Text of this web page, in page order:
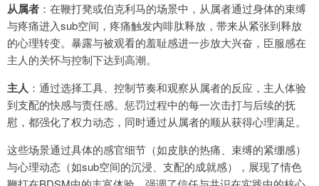
从属者 ：在鞭打凳或伯克利马的场景中，从属者通过身体的束缚
与疼痛进入sub空间，疼痛触发内啡肽释放，带来从紧张到释放
的心理转变。暴露与被观看的羞耻感进一步放大兴奋，臣服感在
主人的关怀与控制下达到高潮。
主人 ：通过选择工具、控制节奏和观察从属者的反应，主人体验
到支配的快感与责任感。惩罚过程中的每一次击打与后续的抚
慰，都强化了权力动态，同时通过从属者的顺从获得心理满足。
这些场景通过具体的感官细节（如皮肤的热痛、束缚的紧绷感）
与心理动态（如sub空间的沉浸、支配的成就感），展现了情色